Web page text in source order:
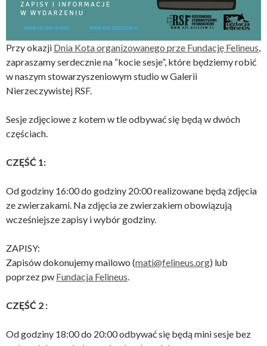
Przy okazji Dnia Kota organizowanego prze Fundację Felineus,
zapraszamy serdecznie na “kocie sesje”, które będziemy robić
w naszym stowarzyszeniowym studio w Galerii
Nierzeczywistej RSF.
Sesje zdjęciowe z kotem w tle odbywać się będą w dwóch
częściach.
CZĘŚĆ 1:
Od godziny 16:00 do godziny 20:00 realizowane będą zdjęcia
ze zwierzakami. Na zdjęcia ze zwierzakiem obowiązują
wcześniejsze zapisy i wybór godziny.
ZAPISY:
Zapisów dokonujemy mailowo (mati@felineus.org) lub
poprzez pw Fundacja Felineus.
CZĘŚĆ 2 :
Od godziny 18:00 do 20:00 odbywać się będą mini sesje bez